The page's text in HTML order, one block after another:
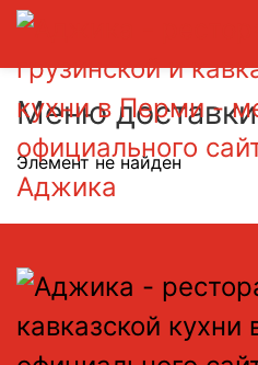
Меню доставки
Элемент не найден